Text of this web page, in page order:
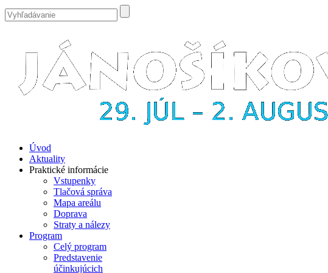
Úvod
Aktuality
Praktické informácie
Vstupenky
Tlačová správa
Mapa areálu
Doprava
Straty a nálezy
Program
Celý program
Predstavenie
účinkujúcich